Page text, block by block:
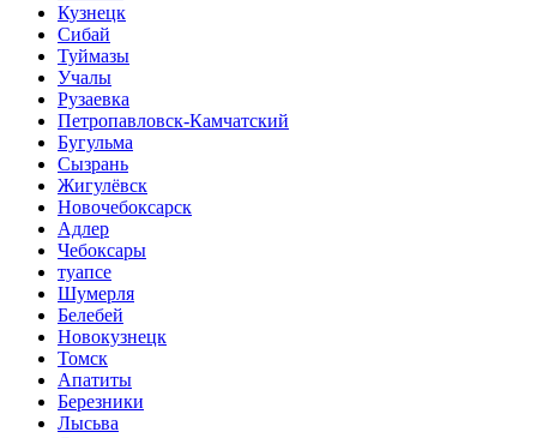
Кузнецк
Сибай
Туймазы
Учалы
Рузаевка
Петропавловск-Камчатский
Бугульма
Сызрань
Жигулёвск
Новочебоксарск
Адлер
Чебоксары
туапсе
Шумерля
Белебей
Новокузнецк
Томск
Апатиты
Березники
Лысьва